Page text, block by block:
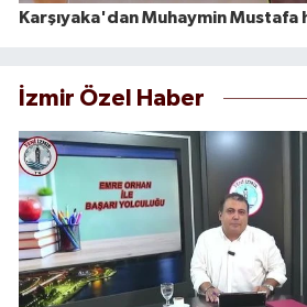
Karşıyaka'dan Muhaymin Mustafa
İzmir Özel Haber